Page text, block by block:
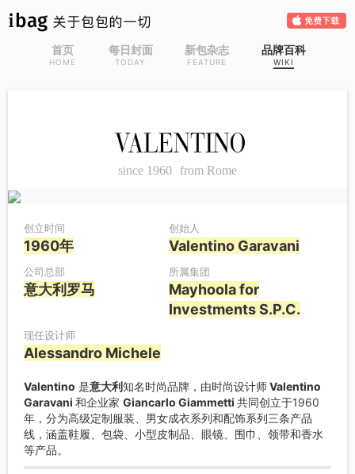
首页
HOME
每日封面
TODAY
新包杂志
FEATURE
品牌百科
WIKI
since 1960 from Rome
创立时间
1960年
创始人
Valentino Garavani
公司总部
意大利罗马
所属集团
Mayhoola for
Investments S.P.C.
现任设计师
Alessandro Michele
Valentino 是意大利知名时尚品牌，由时尚设计师Valentino
Garavani 和企业家 Giancarlo Giammetti 共同创立于1960
年，分为高级定制服装、男女成衣系列和配饰系列三条产品
线，涵盖鞋履、包袋、小型皮制品、眼镜、围巾、领带和香水
等产品。